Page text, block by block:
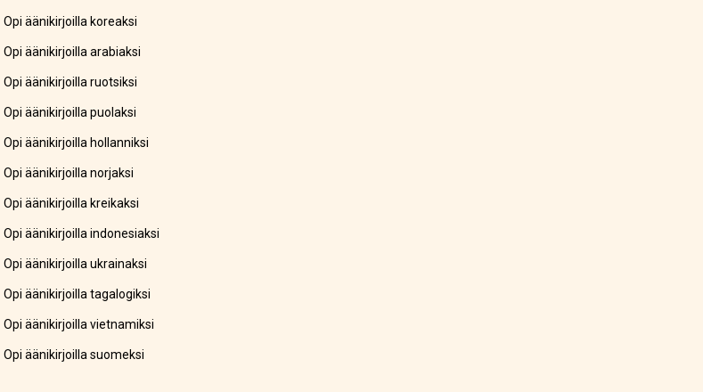
Opi äänikirjoilla koreaksi
Opi äänikirjoilla arabiaksi
Opi äänikirjoilla ruotsiksi
Opi äänikirjoilla puolaksi
Opi äänikirjoilla hollanniksi
Opi äänikirjoilla norjaksi
Opi äänikirjoilla kreikaksi
Opi äänikirjoilla indonesiaksi
Opi äänikirjoilla ukrainaksi
Opi äänikirjoilla tagalogiksi
Opi äänikirjoilla vietnamiksi
Opi äänikirjoilla suomeksi